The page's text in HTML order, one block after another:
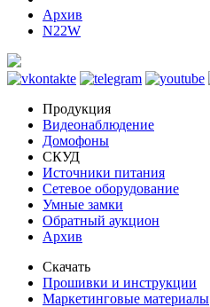
Архив
N22W
Продукция
Видеонаблюдение
Домофоны
СКУД
Источники питания
Сетевое оборудование
Умные замки
Обратный аукцион
Архив
Скачать
Прошивки и инструкции
Маркетинговые материалы